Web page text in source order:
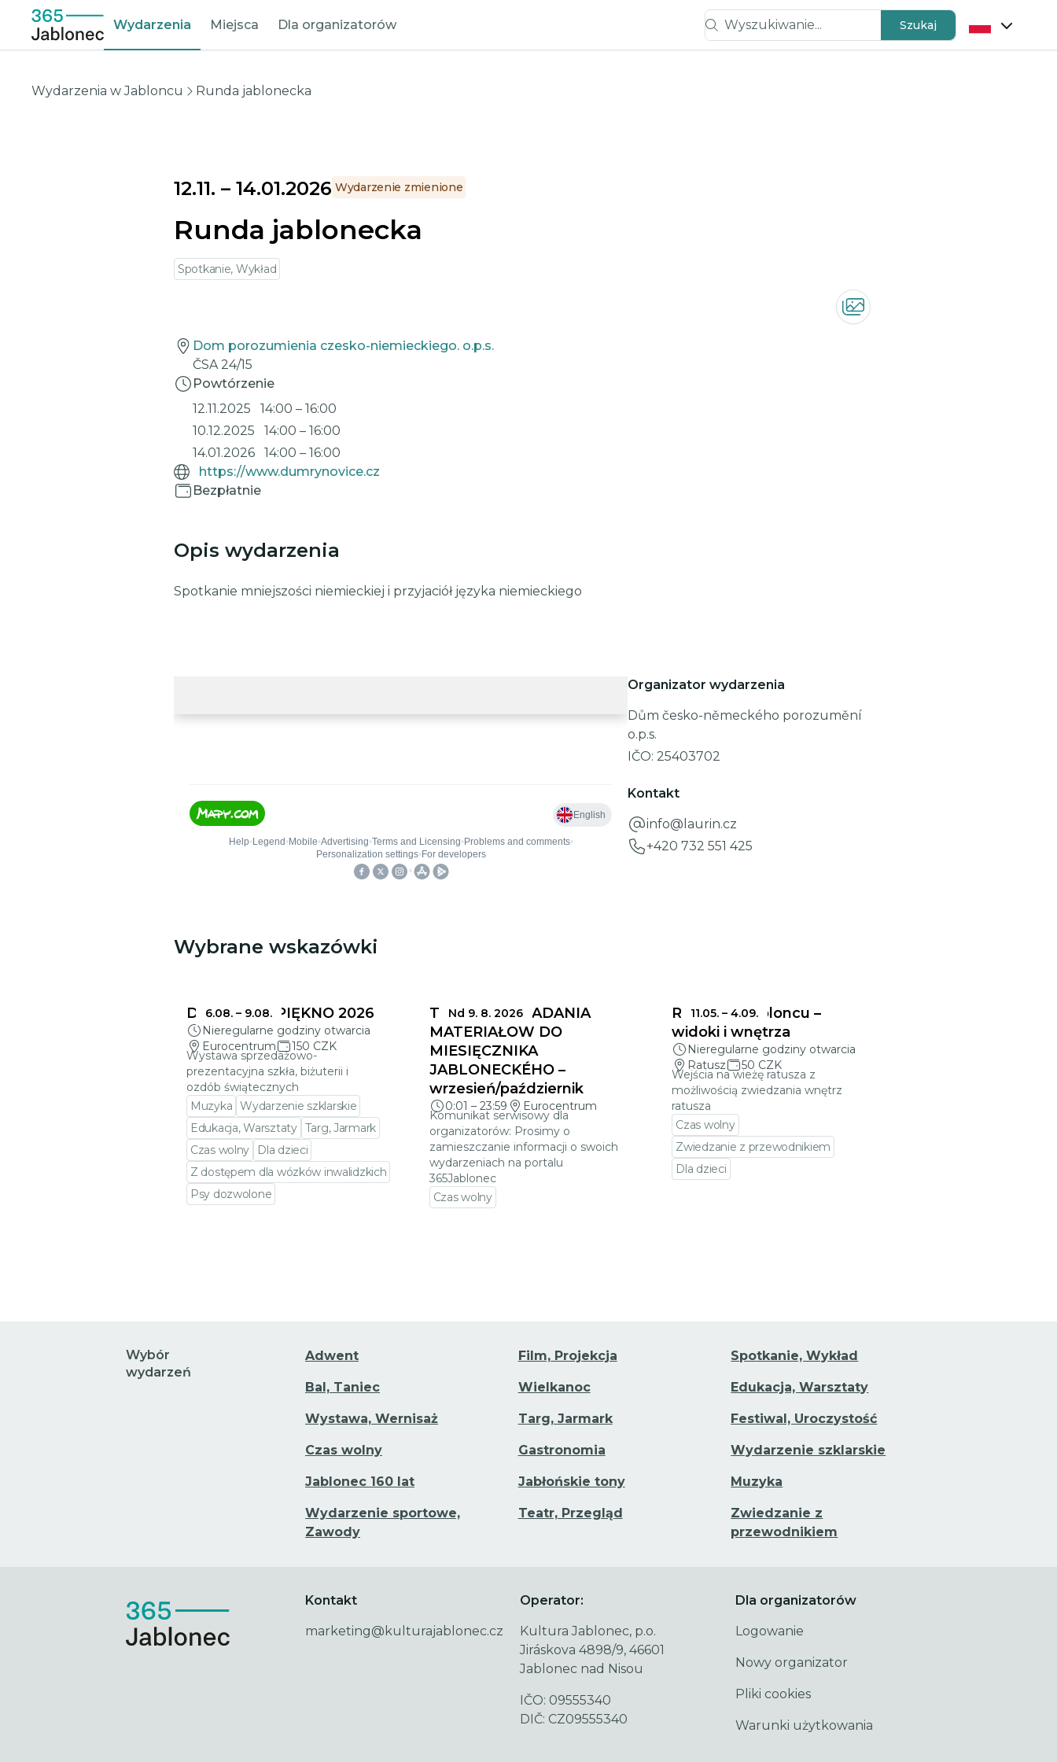
Wydarzenia Miejsca Dla organizatorów
Wyszukiwanie...
Szukaj
Wydarzenia w Jabloncu Runda jablonecka
12.11. – 14.01.2026 Wydarzenie zmienione
Runda jablonecka
Spotkanie, Wykład
Dom porozumienia czesko-niemieckiego. o.p.s.
ČSA 24/15
Powtórzenie
12.11.2025
14:00 – 16:00
10.12.2025
14:00 – 16:00
14.01.2026
14:00 – 16:00
https://www.dumrynovice.cz
Bezpłatnie
Opis wydarzenia
Spotkanie mniejszości niemieckiej i przyjaciół języka niemieckiego
Organizator wydarzenia
Dům česko-německého porozumění
o.p.s.
IČO: 25403702
Kontakt
info@laurin.cz
+420 732 551 425
Wybrane wskazówki
6.08. – 9.08.
DELIKATNE PIĘKNO 2026
Nieregularne godziny otwarcia
Eurocentrum
150 CZK
Wystawa sprzedażowo-
prezentacyjna szkła, biżuterii i
ozdób świątecznych
Muzyka Wydarzenie szklarskie
Edukacja, Warsztaty Targ, Jarmark
Czas wolny
Dla dzieci
Z dostępem dla wózków inwalidzkich
Psy dozwolone
Nd 9. 8. 2026
TERMINY SKŁADANIA
MATERIAŁÓW DO
MIESIĘCZNIKA
JABLONECKÉHO –
wrzesień/październik
0:01 – 23:59 Eurocentrum
Komunikat serwisowy dla
organizatorów: Prosimy o
zamieszczanie informacji o swoich
wydarzeniach na portalu
365Jablonec
Czas wolny
11.05. – 4.09.
Ratusz w Jabloncu –
widoki i wnętrza
Nieregularne godziny otwarcia
Ratusz
50 CZK
Wejścia na wieżę ratusza z
możliwością zwiedzania wnętrz
ratusza
Czas wolny
Zwiedzanie z przewodnikiem
Dla dzieci
Wybór
wydarzeń
Adwent Film, Projekcja Spotkanie, Wykład
Bal, Taniec Wielkanoc Edukacja, Warsztaty
Wystawa, Wernisaż Targ, Jarmark Festiwal, Uroczystość
Czas wolny Gastronomia Wydarzenie szklarskie
Jablonec 160 lat Jabłońskie tony Muzyka
Wydarzenie sportowe,
Zawody
Teatr, Przegląd
Zwiedzanie z
przewodnikiem
Kontakt
marketing@kulturajablonec.cz
Operator:
Kultura Jablonec, p.o.
Jiráskova 4898/9, 46601
Jablonec nad Nisou
IČO: 09555340
DIČ: CZ09555340
Dla organizatorów
Logowanie
Nowy organizator
Pliki cookies
Warunki użytkowania